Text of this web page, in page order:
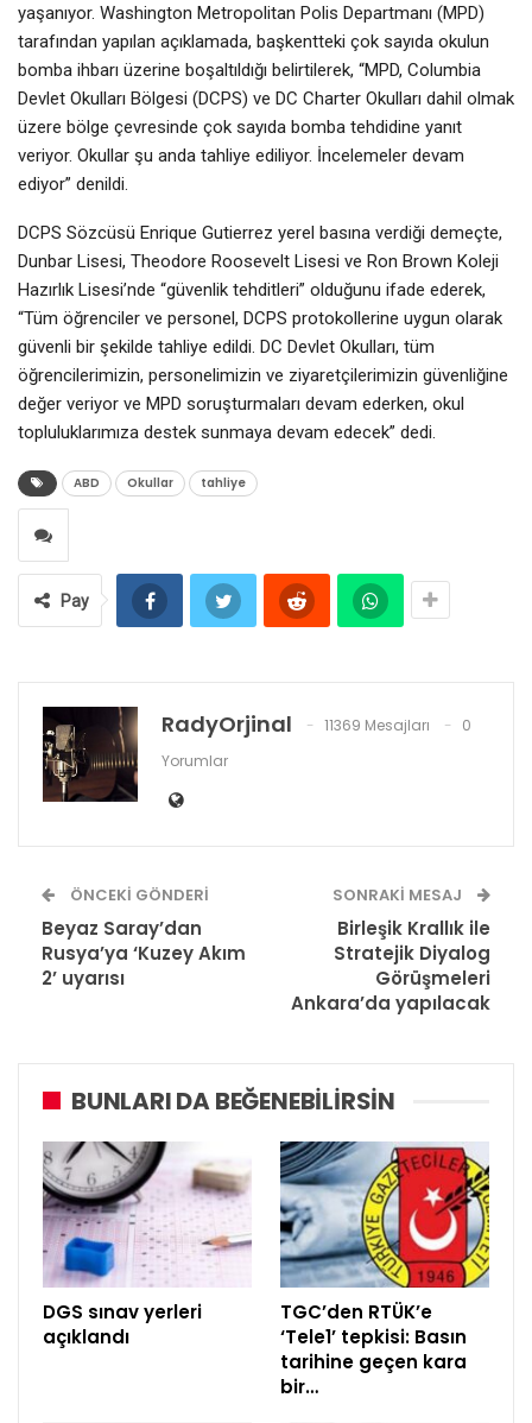
yaşanıyor. Washington Metropolitan Polis Departmanı (MPD)
tarafından yapılan açıklamada, başkentteki çok sayıda okulun
bomba ihbarı üzerine boşaltıldığı belirtilerek, “MPD, Columbia
Devlet Okulları Bölgesi (DCPS) ve DC Charter Okulları dahil olmak
üzere bölge çevresinde çok sayıda bomba tehdidine yanıt
veriyor. Okullar şu anda tahliye ediliyor. İncelemeler devam
ediyor” denildi.
DCPS Sözcüsü Enrique Gutierrez yerel basına verdiği demeçte,
Dunbar Lisesi, Theodore Roosevelt Lisesi ve Ron Brown Koleji
Hazırlık Lisesi’nde “güvenlik tehditleri” olduğunu ifade ederek,
“Tüm öğrenciler ve personel, DCPS protokollerine uygun olarak
güvenli bir şekilde tahliye edildi. DC Devlet Okulları, tüm
öğrencilerimizin, personelimizin ve ziyaretçilerimizin güvenliğine
değer veriyor ve MPD soruşturmaları devam ederken, okul
topluluklarımıza destek sunmaya devam edecek” dedi.
ABD Okullar tahliye
Pay
RadyOrjinal 11369 Mesajları
0
Yorumlar
ÖNCEKI GÖNDERI
Beyaz Saray’dan
Rusya’ya ‘Kuzey Akım
2’ uyarısı
SONRAKI MESAJ
Birleşik Krallık ile
Stratejik Diyalog
Görüşmeleri
Ankara’da yapılacak
BUNLARI DA BEĞENEBILIRSIN
DGS sınav yerleri
açıklandı
TGC’den RTÜK’e
‘Tele1’ tepkisi: Basın
tarihine geçen kara
bir…